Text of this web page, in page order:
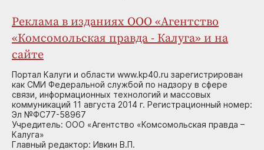
Реклама в изданиях ООО «Агентство
«Комсомольская правда - Калуга» и на
сайте
Портал Калуги и области www.kp40.ru зарегистрирован
как СМИ Федеральной службой по надзору в сфере
связи, информационных технологий и массовых
коммуникаций 11 августа 2014 г. Регистрационный номер:
Эл №ФС77-58967
Учредитель: ООО «Агентство «Комсомольская правда –
Калуга»
Главный редактор: Ивкин В.П.